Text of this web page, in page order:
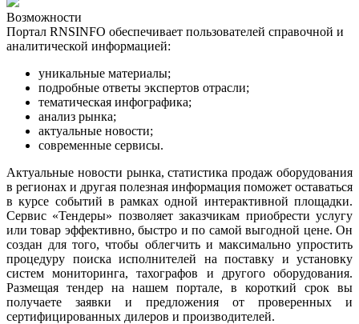
Возможности
Портал RNSINFO обеспечивает пользователей справочной и
аналитической информацией:
уникальные материалы;
подробные ответы экспертов отрасли;
тематическая инфографика;
анализ рынка;
актуальные новости;
современные сервисы.
Актуальные новости рынка, статистика продаж оборудования
в регионах и другая полезная информация поможет оставаться
в курсе событий в рамках одной интерактивной площадки.
Сервис «Тендеры» позволяет заказчикам приобрести услугу
или товар эффективно, быстро и по самой выгодной цене. Он
создан для того, чтобы облегчить и максимально упростить
процедуру поиска исполнителей на поставку и установку
систем мониторинга, тахографов и другого оборудования.
Размещая тендер на нашем портале, в короткий срок вы
получаете заявки и предложения от проверенных и
сертифицированных дилеров и производителей.